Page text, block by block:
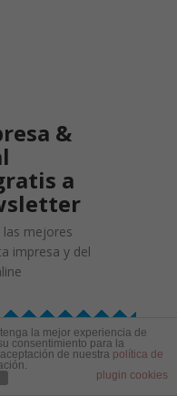
&
a
las mejores
impresa y del
la mejor experiencia de
consentimiento para la
de nuestra política de
plugin cookies